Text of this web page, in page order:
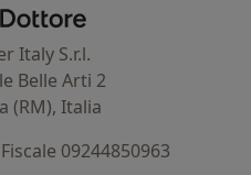
MioDottore - Homepage
Italy S.r.l.
Belle Arti 2
(RM), Italia
09244850963